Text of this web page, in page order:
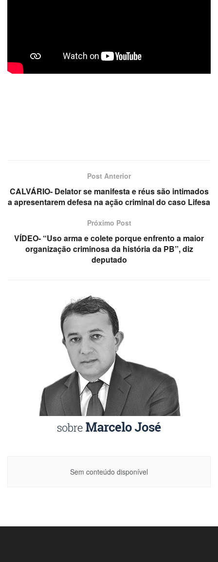
Post Anterior
CALVÁRIO- Delator se manifesta e réus são intimados
a apresentarem defesa na ação criminal do caso Lifesa
Próximo Post
VÍDEO- “Uso arma e colete porque enfrento a maior
organização criminosa da história da PB”, diz
deputado
Sem conteúdo disponível